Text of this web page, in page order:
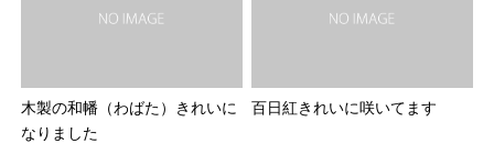
木製の和幡（わばた）きれいに
なりました
百日紅きれいに咲いてます